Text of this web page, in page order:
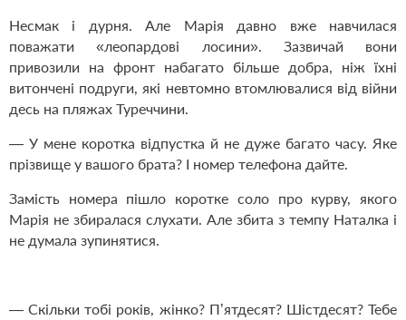
Несмак і дурня. Але Марія давно вже навчилася
поважати «леопардові лосини». Зазвичай вони
привозили на фронт набагато більше добра, ніж їхні
витончені подруги, які невтомно втомлювалися від війни
десь на пляжах Туреччини.
— У мене коротка відпустка й не дуже багато часу. Яке
прізвище у вашого брата? І номер телефона дайте.
Замість номера пішло коротке соло про курву, якого
Марія не збиралася слухати. Але збита з темпу Наталка і
не думала зупинятися.
— Скільки тобі років, жінко? П’ятдесят? Шістдесят? Тебе